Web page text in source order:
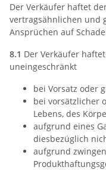
Der Verkäufer haftet
vertragsähnlichen und
Ansprüchen auf
8.1 Der Verkäufer
uneingeschränkt
bei Vorsatz oder
bei vorsätzlicher
Lebens, des
aufgrund eines
diesbezüglich
aufgrund